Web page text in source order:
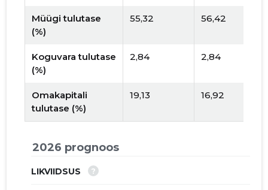
Müügi tulutase
(%)
55,32 56,42
Koguvara tulutase
(%)
2,84 2,84
Omakapitali
tulutase (%)
19,13 16,92
2026 prognoos
LIKVIIDSUS ?